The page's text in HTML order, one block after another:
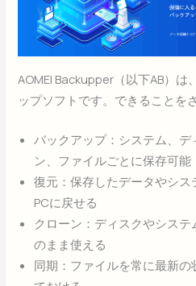
AOMEI Backupper（以下AB）
ップソフトです。できることを
バックアップ：システム、
ン、ファイルごとに保存可能
復元：保存したデータやシ
PCに戻せる
クローン：ディスクやシス
のまま使える
同期：ファイルを常に最新